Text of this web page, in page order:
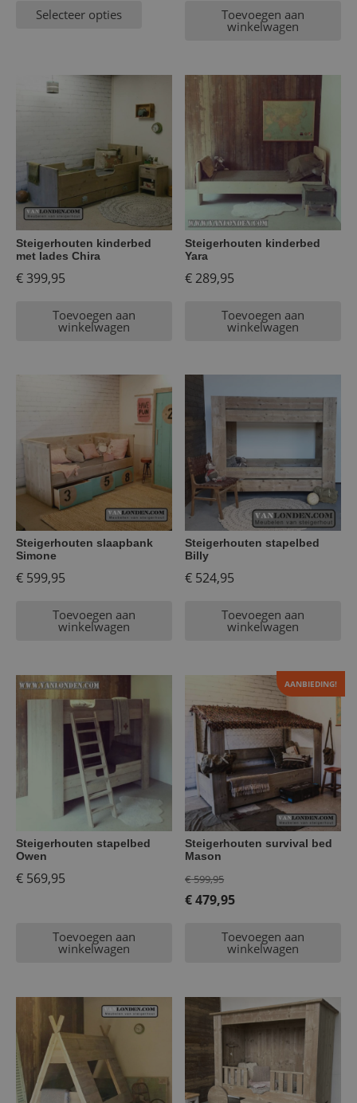
Selecteer opties Toevoegen aan
winkelwagen
Steigerhouten kinderbed
met lades Chira
€399,95
Toevoegen aan
winkelwagen
Steigerhouten kinderbed
Yara
€289,95
Toevoegen aan
winkelwagen
Steigerhouten slaapbank
Simone
€ 599,95
Toevoegen aan
winkelwagen
Steigerhouten stapelbed
Billy
€ 524,95
Toevoegen aan
winkelwagen
Steigerhouten stapelbed
Owen
€ 569,95
Toevoegen aan
winkelwagen
AANBIEDING!
Steigerhouten survival bed
Mason
€599,95Oorspronkelijke
prijs
€ 599,95.
€479,95
Toevoegen aan
winkelwagen